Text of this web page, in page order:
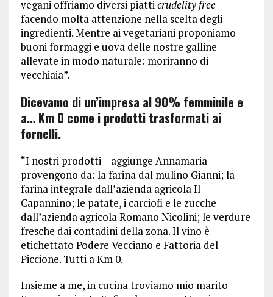
vegani offriamo diversi piatticrudelity free
facendo molta attenzione nella scelta degli
ingredienti. Mentre ai vegetariani proponiamo
buoni formaggi e uova delle nostre galline
allevate in modo naturale: moriranno di
vecchiaia”.
Dicevamo di un’impresa al 90% femminile e
a… Km 0 come i prodotti trasformati ai
fornelli.
“I nostri prodotti – aggiunge Annamaria –
provengono da: la farina dal mulino Gianni; la
farina integrale dall’azienda agricola Il
Capannino; le patate, i carciofi e le zucche
dall’azienda agricola Romano Nicolini; le verdure
fresche dai contadini della zona. Il vino è
etichettato Podere Vecciano e Fattoria del
Piccione. Tutti a Km 0.
Insieme a me, in cucina troviamo mio marito